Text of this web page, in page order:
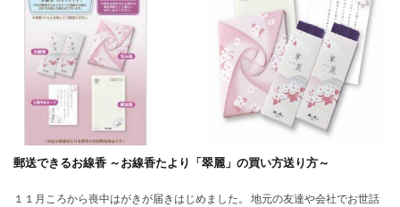
郵送できるお線香 ～お線香たより「翠麗」の買い方送り方～
１１月ころから喪中はがきが届きはじめました。 地元の友達や会社でお世話